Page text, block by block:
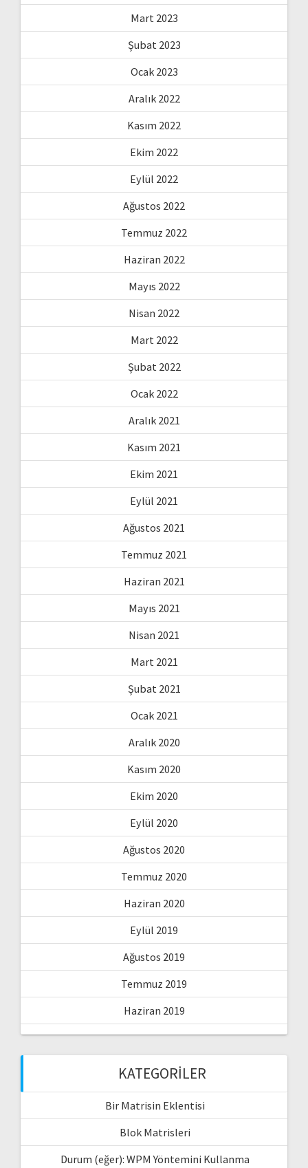
Mart 2023
Şubat 2023
Ocak 2023
Aralık 2022
Kasım 2022
Ekim 2022
Eylül 2022
Ağustos 2022
Temmuz 2022
Haziran 2022
Mayıs 2022
Nisan 2022
Mart 2022
Şubat 2022
Ocak 2022
Aralık 2021
Kasım 2021
Ekim 2021
Eylül 2021
Ağustos 2021
Temmuz 2021
Haziran 2021
Mayıs 2021
Nisan 2021
Mart 2021
Şubat 2021
Ocak 2021
Aralık 2020
Kasım 2020
Ekim 2020
Eylül 2020
Ağustos 2020
Temmuz 2020
Haziran 2020
Eylül 2019
Ağustos 2019
Temmuz 2019
Haziran 2019
KATEGORILER
Bir Matrisin Eklentisi
Blok Matrisleri
Durum (eğer): WPM Yöntemini Kullanma